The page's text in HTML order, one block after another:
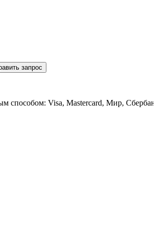
запрос
способом: Visa, Mastercard, Мир,